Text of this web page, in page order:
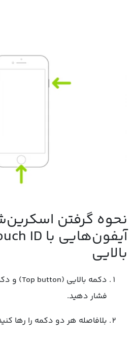
نحوه گرفتن
بالایی
فشار دهید.
بلافاصله هر دو دکمه را رها